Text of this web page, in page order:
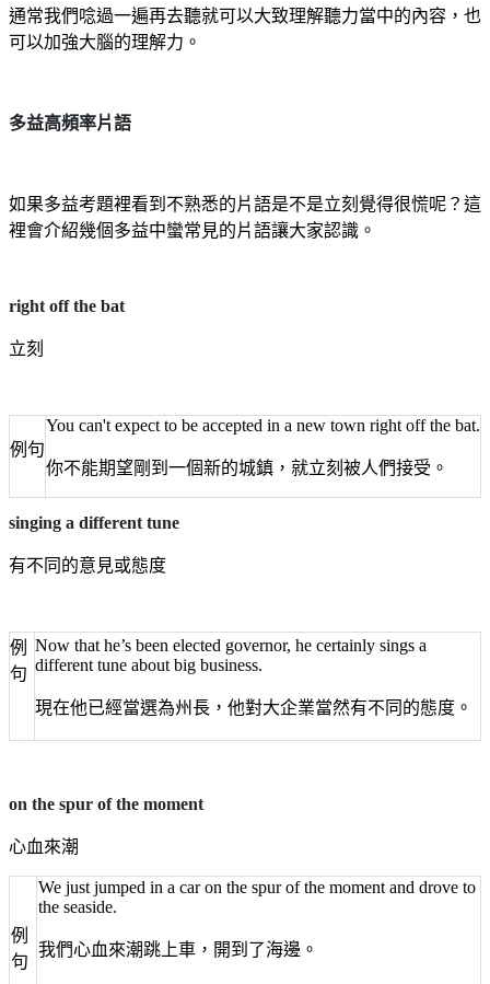
通常我們唸過一遍再去聽就可以大致理解聽力當中的內容，也
可以加強大腦的理解力。
多益高頻率片語
如果多益考題裡看到不熟悉的片語是不是立刻覺得很慌呢？這
裡會介紹幾個多益中蠻常見的片語讓大家認識。
right off the bat
立刻
例句
You can't expect to be accepted in a new town right off the bat.
你不能期望剛到一個新的城鎮，就立刻被人們接受。
singing a different tune
有不同的意見或態度
例
句
Now that he’s been elected governor, he certainly sings a
different tune about big business.
現在他已經當選為州長，他對大企業當然有不同的態度。
on the spur of the moment
心血來潮
例
句
We just jumped in a car on the spur of the moment and drove to
the seaside.
我們心血來潮跳上車，開到了海邊。